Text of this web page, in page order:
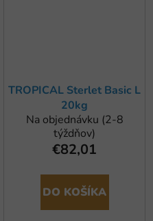
TROPICAL Sterlet Basic L
20kg
Na objednávku (2-8
týždňov)
€82,01
DO KOŠÍKA